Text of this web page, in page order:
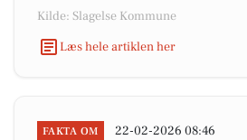
Kilde: Slagelse Kommune
Læs hele artiklen her
FAKTA OM 22-02-2026 08:46